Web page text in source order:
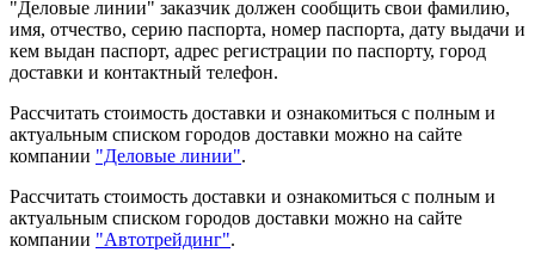
"Деловые линии" заказчик должен сообщить свои фамилию,
имя, отчество, серию паспорта, номер паспорта, дату выдачи и
кем выдан паспорт, адрес регистрации по паспорту, город
доставки и контактный телефон.
Рассчитать стоимость доставки и ознакомиться с полным и
актуальным списком городов доставки можно на сайте
компании "Деловые линии".
Рассчитать стоимость доставки и ознакомиться с полным и
актуальным списком городов доставки можно на сайте
компании "Автотрейдинг".